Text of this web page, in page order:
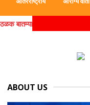
ठळक बातम्या
ABOUT US